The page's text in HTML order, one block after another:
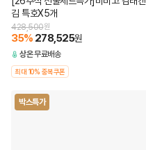
김 특호X5개
428,500원
35% 278,525원
상온무료배송
최대 10% 중복쿠폰
박스특가